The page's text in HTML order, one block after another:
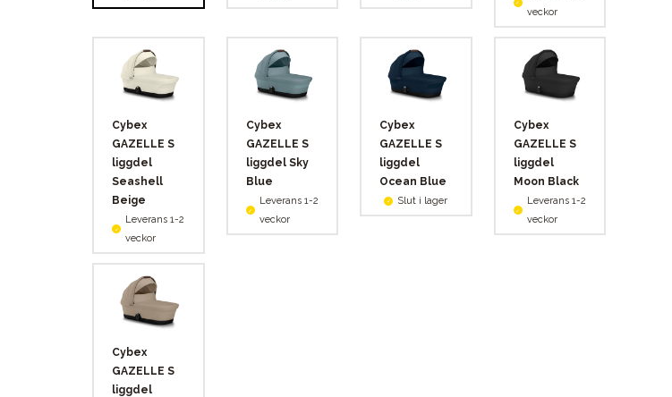
veckor
Cybex
GAZELLE S
liggdel
Seashell
Beige
Leverans 1-2
veckor
Cybex
GAZELLE S
liggdel Sky
Blue
Leverans 1-2
veckor
Cybex
GAZELLE S
liggdel
Ocean Blue
Slut i lager
Cybex
GAZELLE S
liggdel
Moon Black
Leverans 1-2
veckor
Cybex
GAZELLE S
liggdel